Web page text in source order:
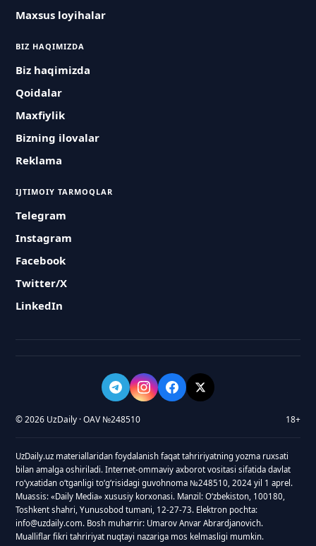
Maxsus loyihalar
BIZ HAQIMIZDA
Biz haqimizda
Qoidalar
Maxfiylik
Bizning ilovalar
Reklama
IJTIMOIY TARMOQLAR
Telegram
Instagram
Facebook
Twitter/X
LinkedIn
© 2026 UzDaily · OAV №248510 18+
UzDaily.uz materiallaridan foydalanish faqat tahririyatning yozma ruxsati
bilan amalga oshiriladi. Internet-ommaviy axborot vositasi sifatida davlat
roʻyxatidan oʻtganligi toʻgʻrisidagi guvohnoma №248510, 2024 yil 1 aprel.
Muassis: «Daily Media» xususiy korxonasi. Manzil: Oʻzbekiston, 100180,
Toshkent shahri, Yunusobod tumani, 12-27-73. Elektron pochta:
info@uzdaily.com. Bosh muharrir: Umarov Anvar Abrardjanovich.
Mualliflar fikri tahririyat nuqtayi nazariga mos kelmasligi mumkin.